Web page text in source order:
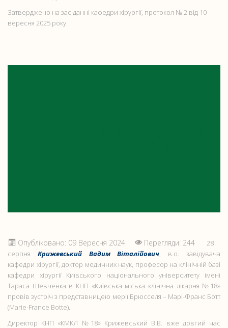
Затверджено на засіданні кафедри хірургії, протокол № 2 від 10
вересня 2025 року.
Опубліковано: 09 Вересня 2024 Перегляди: 244
28
серпня Крижевський Вадим Віталійович, в.о. завідувача
кафедри хірургії, доктор медичних наук, професор на клінічній базі
кафедри хірургії Київського національного університету імені
Тараса Шевченка в КНП «Київська міська клінічна лікарня №18»
провів зустріч з представницею мерії Брюсселя – Марі-Франс Ботт
(Marie-France Botte).
Директор КНП «КМКЛ №18» Крижевський В.В. вже довгий час